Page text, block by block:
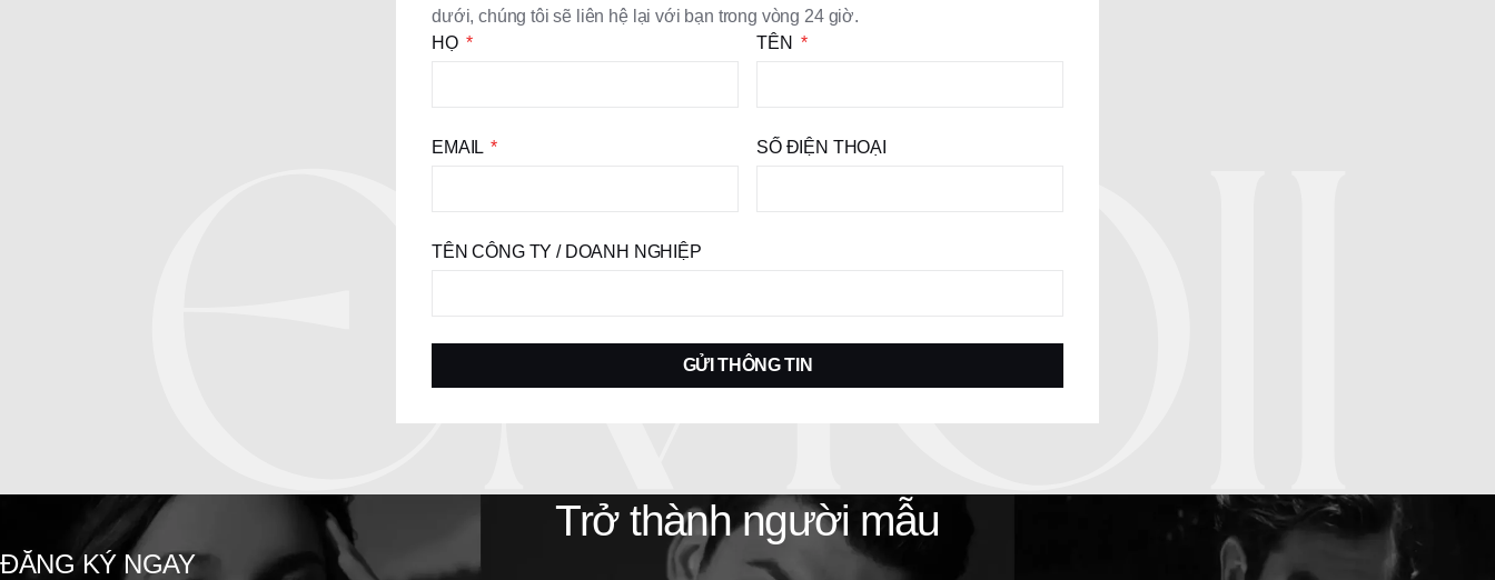
dưới, chúng tôi sẽ liên hệ lại với bạn trong vòng 24 giờ.
HỌ
TÊN
EMAIL SỐ ĐIỆN THOẠI
TÊN CÔNG TY / DOANH NGHIỆP
GỬI THÔNG TIN
Trở thành người mẫu
ĐĂNG KÝ NGAY